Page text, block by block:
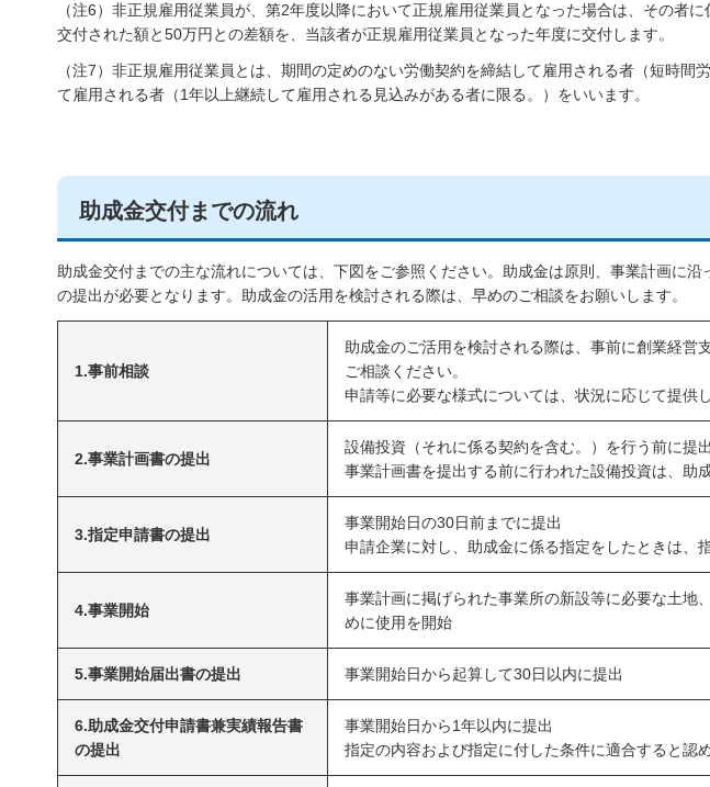
（注6）非正規雇用従業員が、第2年度以降において正規雇用従業員となった場合は、その者
交付された額と50万円との差額を、当該者が正規雇用従業員となった年度に交付します。
（注7）非正規雇用従業員とは、期間の定めのない労働契約を締結して雇用される者（短時
て雇用される者（1年以上継続して雇用される見込みがある者に限る。）をいいます。
助成金交付までの流れ
助成金交付までの主な流れについては、下図をご参照ください。助成金は原則、事業計画に
の提出が必要となります。助成金の活用を検討される際は、早めのご相談をお願いします。
1.事前相談
助成金のご活用を検討される際は、事前に創業経
ご相談ください。
申請等に必要な様式については、状況に応じて提供し
2.事業計画書の提出
設備投資（それに係る契約を含む。）を行う前に提出
事業計画書を提出する前に行われた設備投資は、助
3.指定申請書の提出
事業開始日の30日前までに提出
申請企業に対し、助成金に係る指定をしたときは、
4.事業開始
事業計画に掲げられた事業所の新設等に必要な土地
めに使用を開始
5.事業開始届出書の提出 事業開始日から起算して30日以内に提出
6.助成金交付申請書兼実績報告書
の提出
事業開始日から1年以内に提出
指定の内容および指定に付した条件に適合すると認